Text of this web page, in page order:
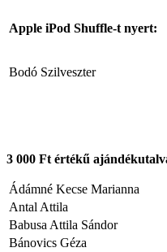
Apple iPod Shuffle-t nyert:
Bodó Szilveszter
3 000 Ft értékű
Ádámné Kecse Marianna
Antal Attila
Babusa Attila Sándor
Bánovics Géza